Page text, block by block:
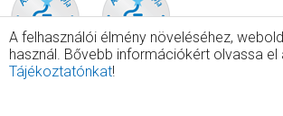
A felhasználói élmény növeléséhez,
használ. Bővebb információkért olvassa el
Tájékoztatónkat!